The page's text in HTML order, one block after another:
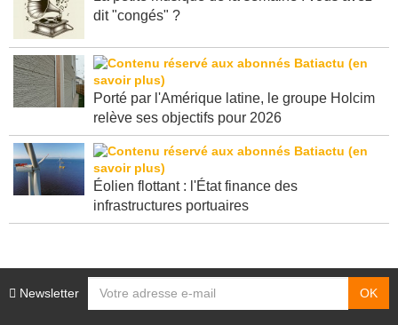
La petite musique de la semaine : vous avez
Porté par l'Amérique latine, le groupe Holcim
Éolien flottant : l'État finance des